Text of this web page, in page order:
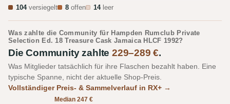
104versiegelt 8 offen 14leer
Was zahlte die Community für Hampden Rumclub Private
Selection Ed. 18 Treasure Cask Jamaica HLCF 1992?
Die Community zahlte229–289 €.
Was Mitglieder tatsächlich für ihre Flaschen bezahlt haben. Eine
typische Spanne, nicht der aktuelle Shop-Preis.
Vollständiger Preis- & Sammelverlauf in RX+ →
Median 247 €